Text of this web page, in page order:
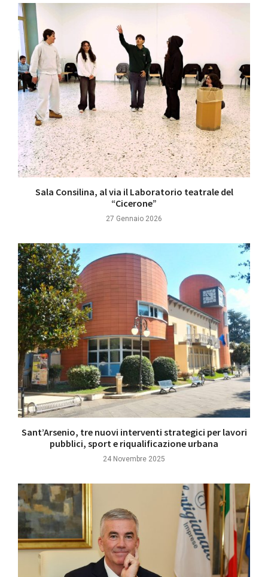
Sala Consilina, al via il Laboratorio teatrale del
“Cicerone”
27 Gennaio 2026
Sant’Arsenio, tre nuovi interventi strategici per lavori
pubblici, sport e riqualificazione urbana
24 Novembre 2025